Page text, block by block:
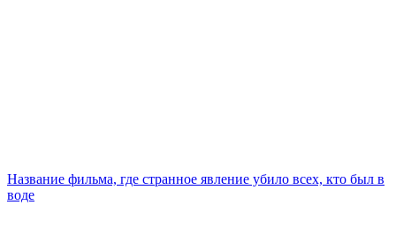
Название фильма, где странное явление убило всех, кто был в
воде